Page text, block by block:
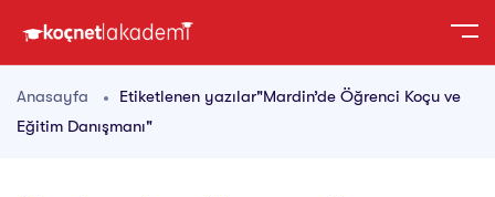
Anasayfa
Etiketlenen yazılar"Mardin’de Öğrenci Koçu ve
Eğitim Danışmanı"